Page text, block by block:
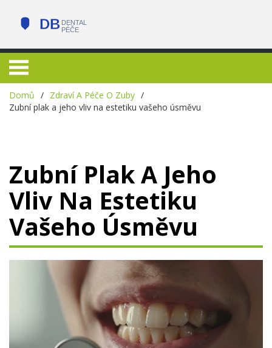
Domů
Zdraví A Péče O Zuby
Zubní plak a jeho vliv na estetiku vašeho úsměvu
Zubní Plak A Jeho
Vliv Na Estetiku
Vašeho Úsměvu